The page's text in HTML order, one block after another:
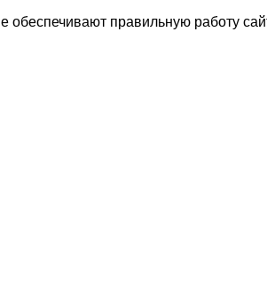
обеспечивают правильную работу